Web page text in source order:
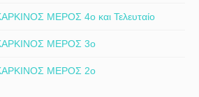
ΜΕΡΟΣ 4ο και Τελευταίο
ΜΕΡΟΣ 3ο
ΜΕΡΟΣ 2ο